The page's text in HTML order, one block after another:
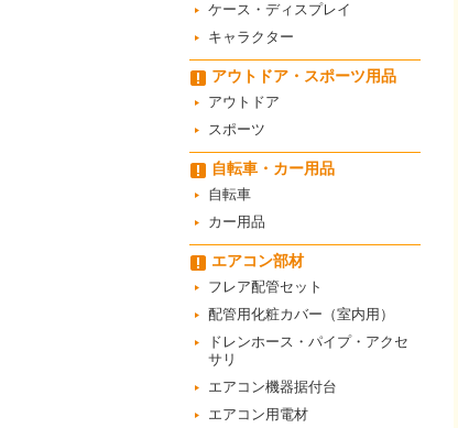
ケース・ディスプレイ
キャラクター
アウトドア・スポーツ用品
アウトドア
スポーツ
自転車・カー用品
自転車
カー用品
エアコン部材
フレア配管セット
配管用化粧カバー（室内用）
ドレンホース・パイプ・アクセ
サリ
エアコン機器据付台
エアコン用電材